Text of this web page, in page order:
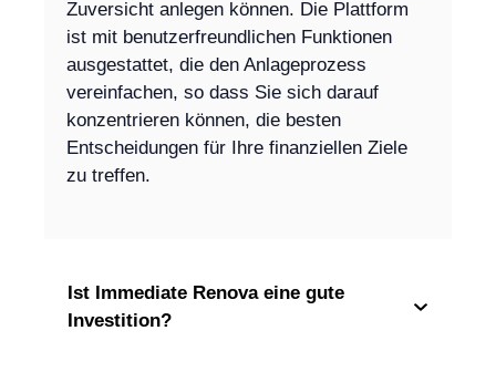
Zuversicht anlegen können. Die Plattform
ist mit benutzerfreundlichen Funktionen
ausgestattet, die den Anlageprozess
vereinfachen, so dass Sie sich darauf
konzentrieren können, die besten
Entscheidungen für Ihre finanziellen Ziele
zu treffen.
Ist Immediate Renova eine gute
Investition?